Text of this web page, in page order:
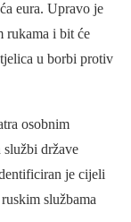
eura. Upravo je
rukama i bit će
u borbi protiv
osobnim
službi države
je cijeli
službama